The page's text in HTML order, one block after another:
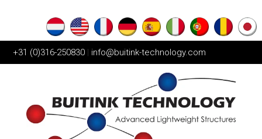
+31 (0)316-250830 | info@buitink-technology.com